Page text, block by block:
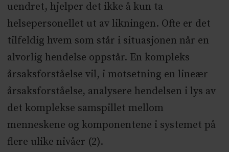
uendret, hjelper det ikke å kun ta
helsepersonellet ut av likningen. Ofte er det
tilfeldig hvem som står i situasjonen når en
alvorlig hendelse oppstår. En kompleks
årsaksforståelse vil, i motsetning en lineær
årsaksforståelse, analysere hendelsen i lys av
det komplekse samspillet mellom
menneskene og komponentene i systemet på
flere ulike nivåer (2).